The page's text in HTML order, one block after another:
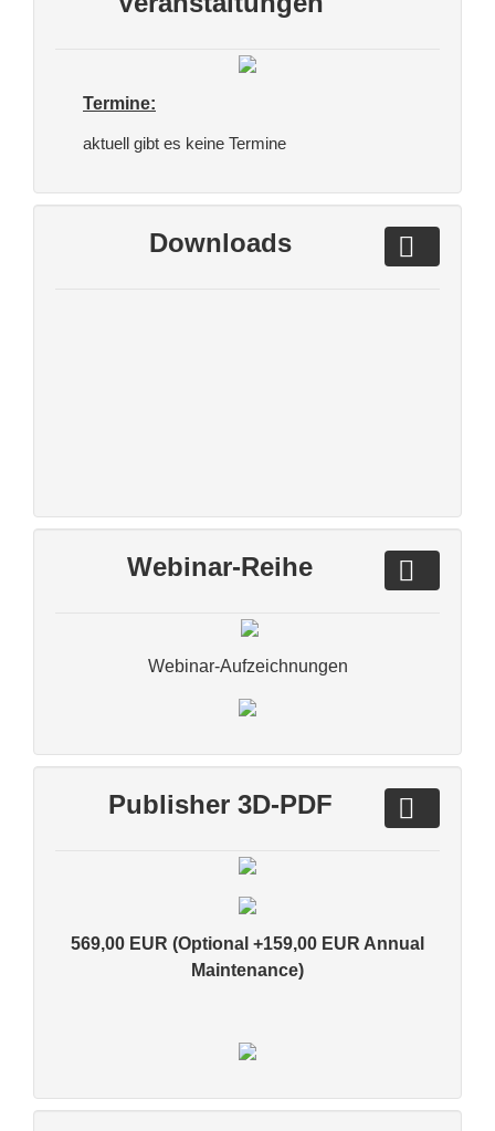
Termine:
aktuell gibt es keine Termine
Downloads
Webinar-Reihe
Webinar-Aufzeichnungen
Publisher 3D-PDF
569,00 EUR (Optional +159,00 EUR Annual
Maintenance)